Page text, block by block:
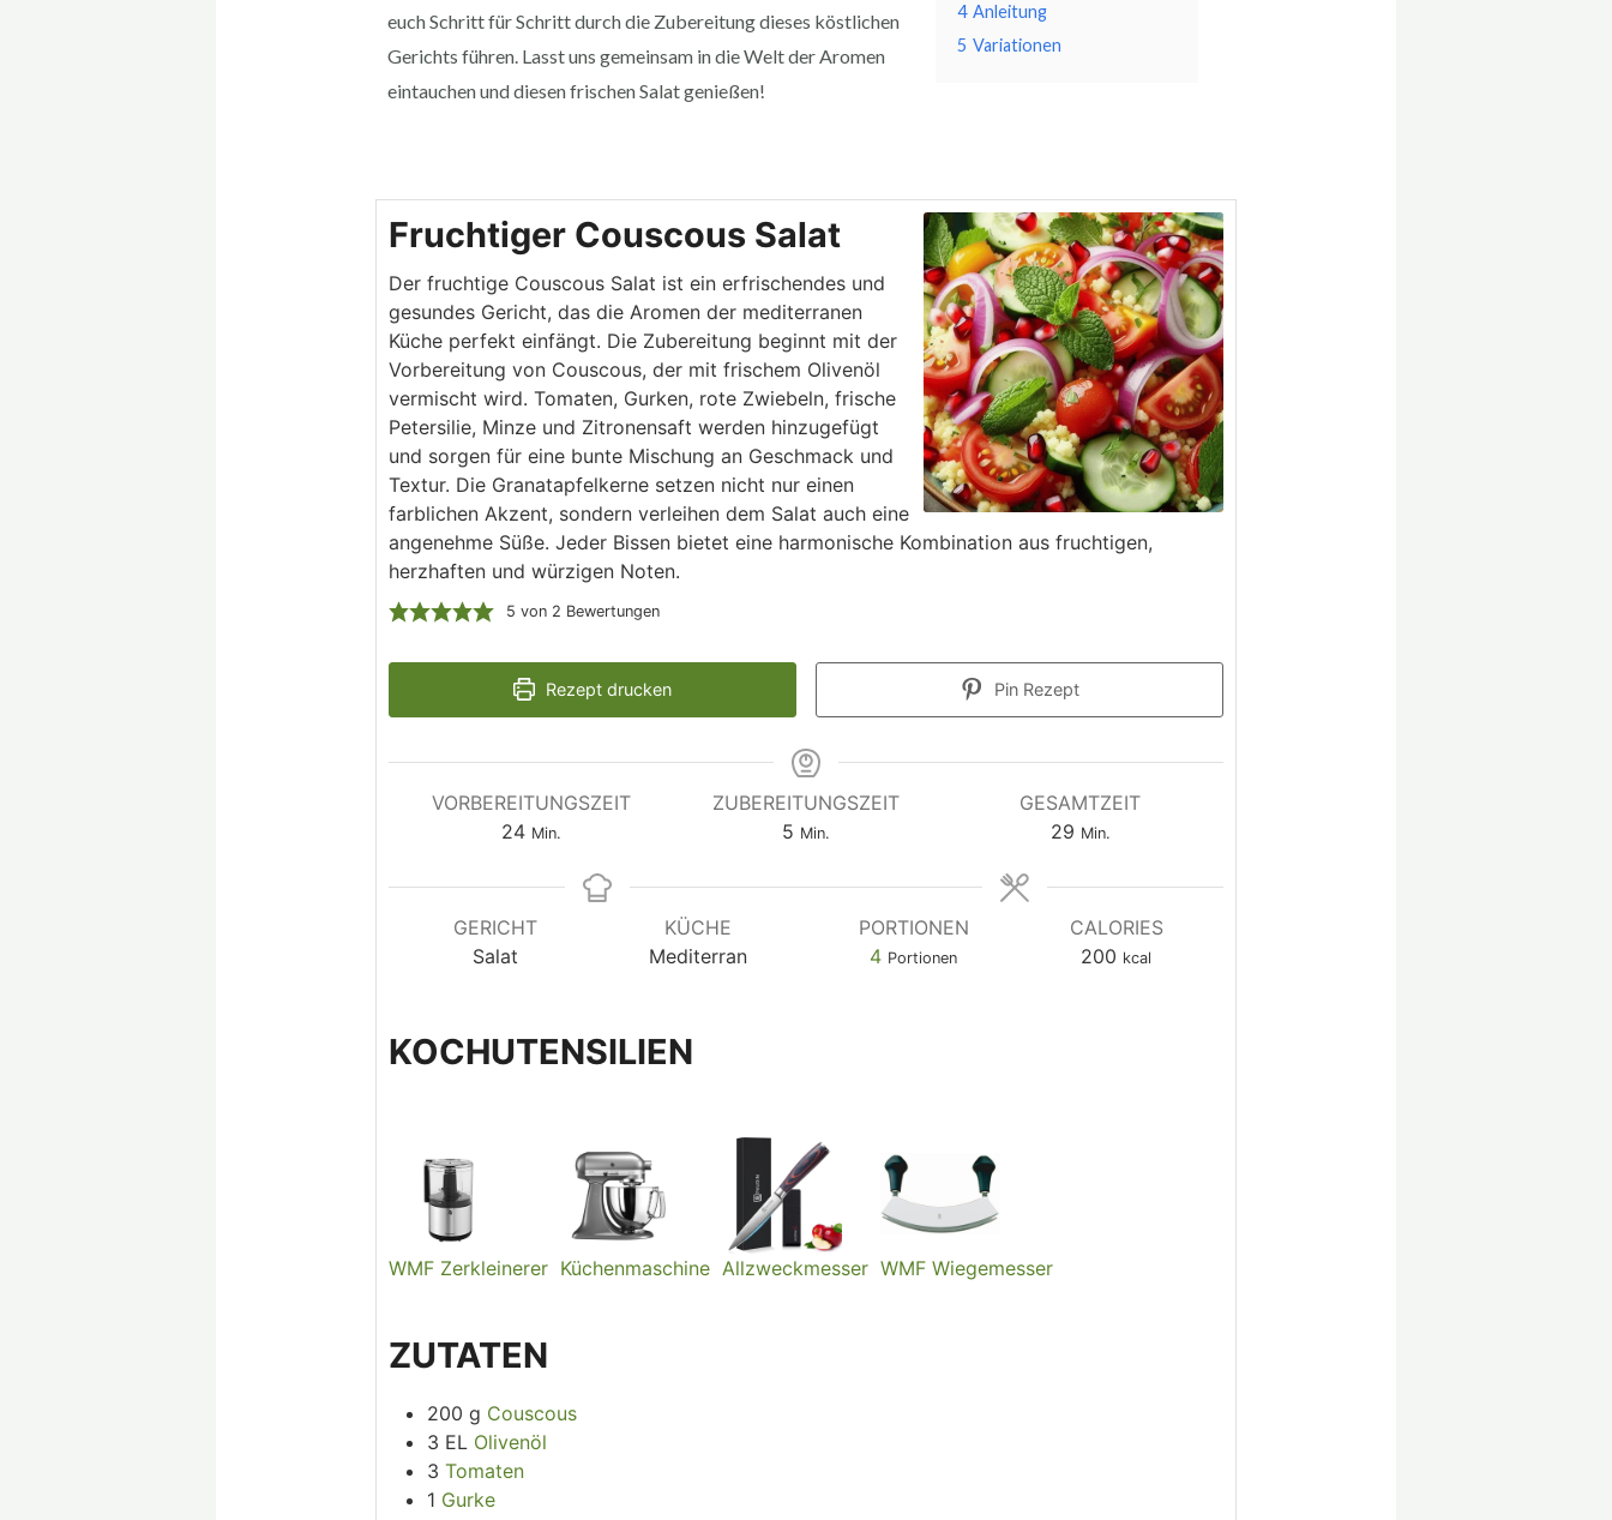
euch Schritt für Schritt durch die Zubereitung dieses köstlichen
Gerichts führen. Lasst uns gemeinsam in die Welt der Aromen
eintauchen und diesen frischen Salat genießen!
4 Anleitung
5 Variationen
Fruchtiger Couscous Salat
Der fruchtige Couscous Salat ist ein erfrischendes und
gesundes Gericht, das die Aromen der mediterranen
Küche perfekt einfängt. Die Zubereitung beginnt mit der
Vorbereitung von Couscous, der mit frischem Olivenöl
vermischt wird. Tomaten, Gurken, rote Zwiebeln, frische
Petersilie, Minze und Zitronensaft werden hinzugefügt
und sorgen für eine bunte Mischung an Geschmack und
Textur. Die Granatapfelkerne setzen nicht nur einen
farblichen Akzent, sondern verleihen dem Salat auch eine
angenehme Süße. Jeder Bissen bietet eine harmonische Kombination aus fruchtigen,
herzhaften und würzigen Noten.
5 von 2 Bewertungen
Rezept drucken Pin Rezept
VORBEREITUNGSZEIT
24 Min.
ZUBEREITUNGSZEIT
5 Min.
GESAMTZEIT
29 Min.
GERICHT
Salat
KÜCHE
Mediterran
PORTIONEN
4 Portionen
CALORIES
200 kcal
KOCHUTENSILIEN
WMF Zerkleinerer Küchenmaschine Allzweckmesser WMF Wiegemesser
ZUTATEN
200 g Couscous
3 EL Olivenöl
3 Tomaten
1 Gurke